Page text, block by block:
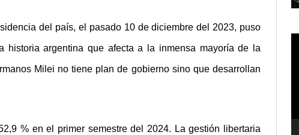
del país, el pasado 10 de diciembre del 2023, puso
historia argentina que afecta a la inmensa mayoría de la
Milei no tiene plan de gobierno sino que desarrollan
% en el primer semestre del 2024. La gestión libertaria